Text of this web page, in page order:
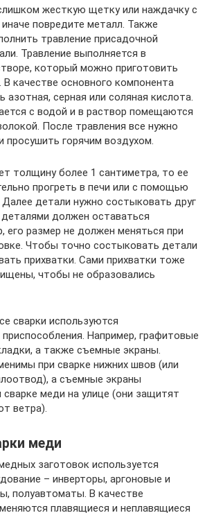
жесткую щетку или наждачку с
повредите металл. Также
травление присадочной
Травление выполняется в
который можно приготовить
качестве основного компонента
серная или соляная кислота.
с водой и в раствор помещаются
После травления все нужно
просушить горячим воздухом.
толщину более 1 сантиметра, то ее
прогреть в печи или с помощью
Далее детали нужно состыковать друг
должен оставаться
его размер не должен меняться при
Чтобы точно состыковать детали
прихватки. Сами прихватки тоже
чтобы не образовались
сварки используются
Например, графитовые
а также съемные экраны.
при сварке нижних швов (или
а съемные экраны
сварке меди на улице (они защитят
ветра).
меди
заготовок используется
– инверторы, аргоновые и
полуавтоматы. В качестве
плавящиеся и неплавящиеся